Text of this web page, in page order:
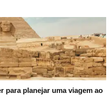
para planejar uma viagem ao